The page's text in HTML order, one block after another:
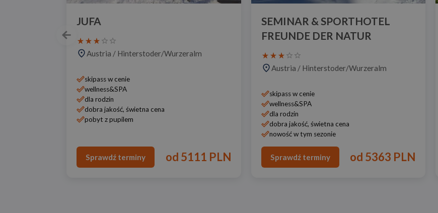
JUFA
Austria / Hinterstoder/Wurzeralm
skipass w cenie
wellness&SPA
dla rodzin
dobra jakość, świetna cena
pobyt z pupilem
Sprawdź terminy od 5111 PLN
SEMINAR & SPORTHOTEL
FREUNDE DER NATUR
Austria / Hinterstoder/Wurzeralm
skipass w cenie
wellness&SPA
dla rodzin
dobra jakość, świetna cena
nowość w tym sezonie
Sprawdź terminy od 5363 PLN